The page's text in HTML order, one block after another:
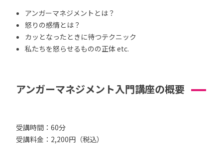
アンガーマネジメントとは？
怒りの感情とは？
カッとなったときに待つテクニック
私たちを怒らせるものの正体 etc.
アンガーマネジメント入門講座の概要
受講時間：60分
受講料金：2,200円（税込）